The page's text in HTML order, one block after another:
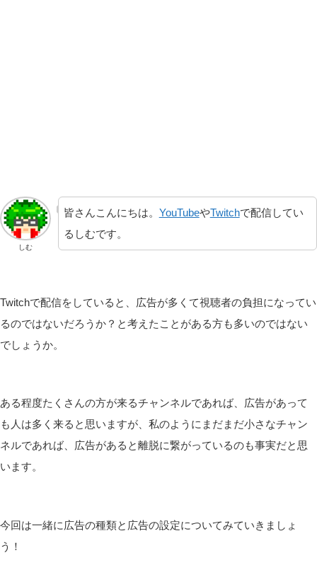
しむ
皆さんこんにちは。 YouTubeやTwitchで配信してい
るしむです。
Twitchで配信をしていると、広告が多くて視聴者の負担になってい
るのではないだろうか？と考えたことがある方も多いのではない
でしょうか。
ある程度たくさんの方が来るチャンネルであれば、広告があって
も人は多く来ると思いますが、私のようにまだまだ小さなチャン
ネルであれば、広告があると離脱に繋がっているのも事実だと思
います。
今回は一緒に広告の種類と広告の設定についてみていきましょ
う！